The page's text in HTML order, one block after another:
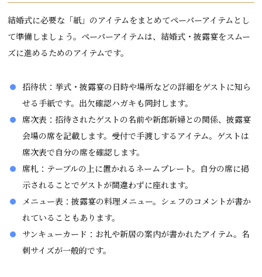
結婚式に必要な「紙」のアイテムをまとめてペーパーアイテムとし
て準備しましょう。ペーパーアイテムは、結婚式・披露宴をスムー
ズに進めるためのアイテムです。
招待状：挙式・披露宴の日時や場所などの詳細をゲストに知ら
せる手紙です。出欠確認ハガキも同封します。
席次表：招待されたゲストの名前や新郎新婦との関係、披露宴
会場の席を記載します。受付で手渡しするアイテム。ゲストは
席次表で自分の席を確認します。
席札：テーブルの上に置かれるネームプレート。自分の席に掲
示されることでゲストが間違わずに座れます。
メニュー表：披露宴の料理メニュー。シェフのコメントが書か
れていることもあります。
サンキューカード：お礼や新居の案内が書かれたアイテム。名
刺サイズが一般的です。